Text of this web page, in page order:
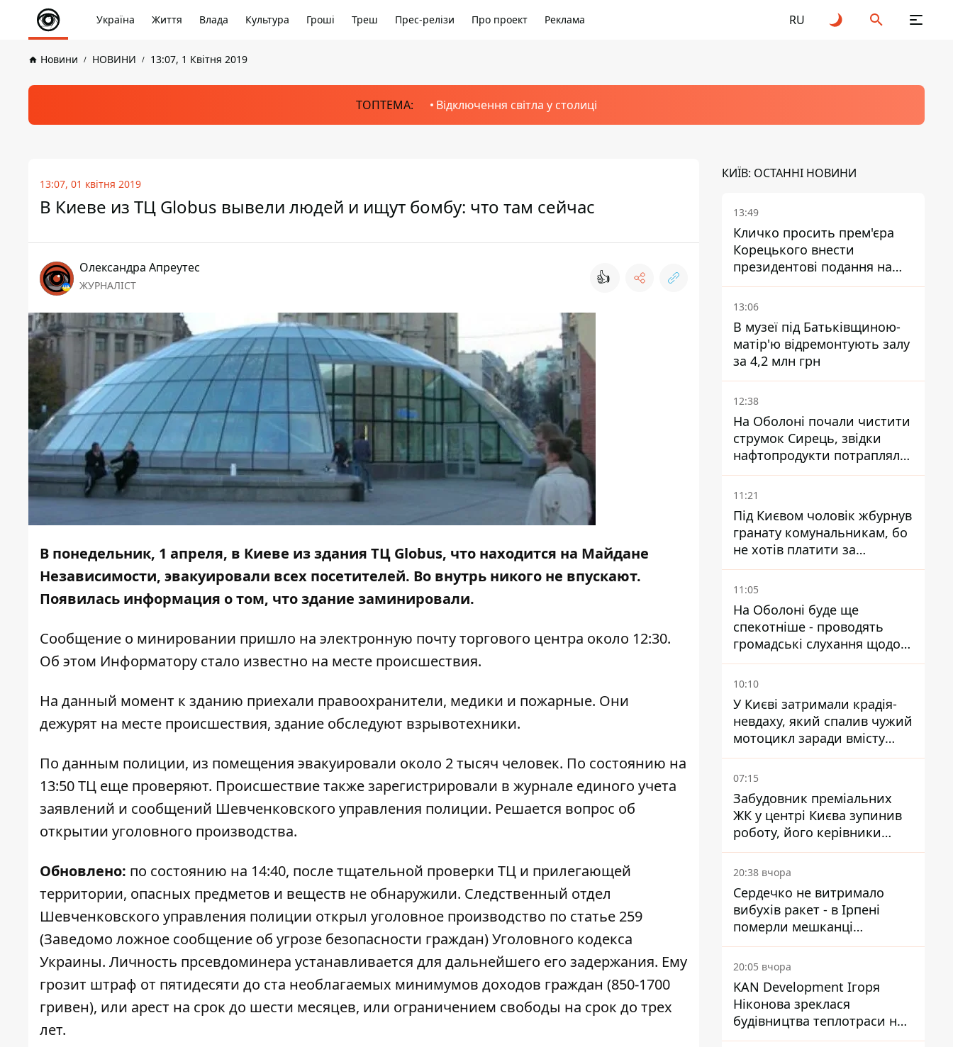
Україна Життя Влада Культура Гроші Треш Прес-релізи Про проект Реклама RU
Новини НОВИНИ 13:07, 1 Квітня 2019
ТОПТЕМА: Відключення світла у столиці
13:07, 01 квітня 2019
В Киеве из ТЦ Globus вывели людей и ищут бомбу: что там сейчас
Олександра Апреутес
ЖУРНАЛІСТ 👍
В понедельник, 1 апреля, в Киеве из здания ТЦ Globus, что находится на Майдане
Независимости, эвакуировали всех посетителей. Во внутрь никого не впускают.
Появилась информация о том, что здание заминировали.
Сообщение о минировании пришло на электронную почту торгового центра около 12:30.
Об этом Информатору стало известно на месте происшествия.
На данный момент к зданию приехали правоохранители, медики и пожарные. Они
дежурят на месте происшествия, здание обследуют взрывотехники.
По данным полиции, из помещения эвакуировали около 2 тысяч человек. По состоянию на
13:50 ТЦ еще проверяют. Происшествие также зарегистрировали в журнале единого учета
заявлений и сообщений Шевченковского управления полиции. Решается вопрос об
открытии уголовного производства.
Обновлено: по состоянию на 14:40, после тщательной проверки ТЦ и прилегающей
территории, опасных предметов и веществ не обнаружили. Следственный отдел
Шевченковского управления полиции открыл уголовное производство по статье 259
(Заведомо ложное сообщение об угрозе безопасности граждан) Уголовного кодекса
Украины. Личность прсевдоминера устанавливается для дальнейшего его задержания. Ему
грозит штраф от пятидесяти до ста необлагаемых минимумов доходов граждан (850-1700
гривен), или арест на срок до шести месяцев, или ограничением свободы на срок до трех
лет.
КИЇВ: ОСТАННІ НОВИНИ
13:49
Кличко просить прем'єра
Корецького внести
президентові подання на
звільнення володаря
Троєщини Бахматова
13:06
В музеї під Батьківщиною-
матір'ю відремонтують залу
за 4,2 млн грн
12:38
На Оболоні почали чистити
струмок Сирець, звідки
нафтопродукти потрапляли
до озер
11:21
Під Києвом чоловік жбурнув
гранату комунальникам, бо
не хотів платити за
квитанціями
11:05
На Оболоні буде ще
спекотніше - проводять
громадські слухання щодо
храму УГКЦ на Північній
10:10
У Києві затримали крадія-
невдаху, який спалив чужий
мотоцикл заради вмісту
багажника
07:15
Забудовник преміальних
ЖК у центрі Києва зупинив
роботу, його керівники
втекли з України - Bihus.info
20:38 вчора
Сердечко не витримало
вибухів ракет - в Ірпені
померли мешканці
притулку для собак з
інвалідністю
20:05 вчора
KAN Development Ігоря
Ніконова зреклася
будівництва теплотраси на
Теремках